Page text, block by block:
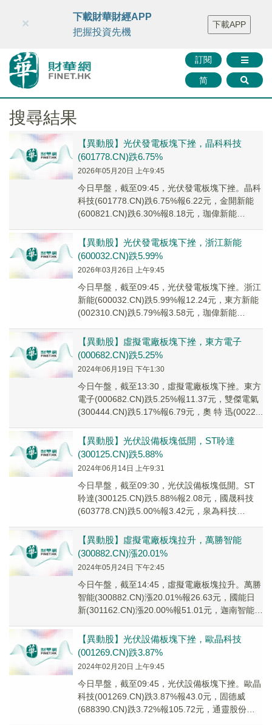
財華智庫網 FINTV FINMETA 財華證券 媒體矩陣
智庫沙龍
聯絡我們
訂閱
简
×
下載財華財經APP
把握投資先機
下載APP
搜尋結果
【異動股】光伏發電板塊下挫，晶科科技
(601778.CN)跌6.75%
2026年05月20日 上午9:45
今日早盤，截至09:45，光伏發電板塊下挫。晶科
科技(601778.CN)跌6.75%報6.22元，金開新能
(600821.CN)跌6.30%報8.18元，珈偉新能
【異動股】光伏發電板塊下挫，浙江新能
(600032.CN)跌5.99%
2026年03月26日 上午9:45
今日早盤，截至09:45，光伏發電板塊下挫。浙江
新能(600032.CN)跌5.99%報12.24元，東方新能
(002310.CN)跌5.79%報3.58元，珈偉新能
【異動股】虛擬電廠板塊下挫，東方電子
(000682.CN)跌5.25%
2024年06月19日 下午1:30
今日午盤，截至13:30，虛擬電廠板塊下挫。東方
電子(000682.CN)跌5.25%報11.37元，雙傑電氣
(300444.CN)跌5.17%報6.79元，奧 特 迅(0022...
【異動股】光伏設備板塊低開，ST聆達
(300125.CN)跌5.88%
2024年06月14日 上午9:31
今日早盤，截至09:30，光伏設備板塊低開。ST
聆達(300125.CN)跌5.88%報2.08元，國晟科技
(603778.CN)跌5.00%報3.42元，泉為科技
【異動股】虛擬電廠板塊拉升，萬勝智能
(300882.CN)漲20.01%
2024年05月24日 下午2:45
今日午盤，截至14:45，虛擬電廠板塊拉升。萬勝
智能(300882.CN)漲20.01%報26.63元，國能日
新(301162.CN)漲20.00%報51.01元，迦南智能
【異動股】光伏設備板塊下挫，歐晶科技
(001269.CN)跌3.87%
2024年02月20日 上午9:45
今日早盤，截至09:45，光伏設備板塊下挫。歐晶
科技(001269.CN)跌3.87%報43.0元，固德威
(688390.CN)跌3.72%報105.72元，通靈股份